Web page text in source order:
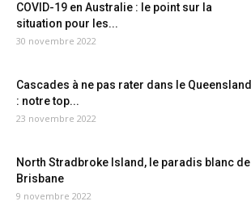
COVID-19 en Australie : le point sur la
situation pour les...
30 novembre 2022
Cascades à ne pas rater dans le Queensland
: notre top...
23 novembre 2022
North Stradbroke Island, le paradis blanc de
Brisbane
9 novembre 2022